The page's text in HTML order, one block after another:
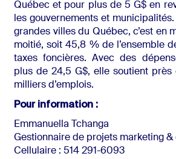
Québec et pour plus de 5 G$ en
les gouvernements et
grandes villes du Québec, c’est en
moitié, soit 45,8 % de l’ensemble
taxes foncières. Avec des
plus de 24,5 G$, elle soutient près
milliers d’emplois.
Pour information :
Emmanuella Tchanga
Gestionnaire de projets marketing
Cellulaire : 514 291-6093